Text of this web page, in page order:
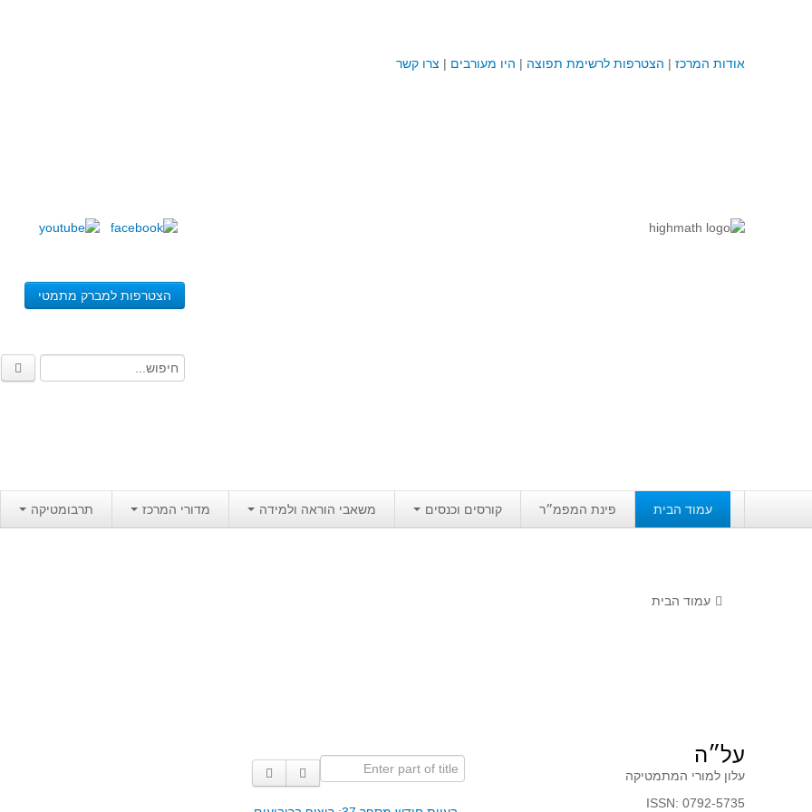
אודות המרכז | הצטרפות לרשימת תפוצה | היו מעורבים | צרו קשר
הצטרפות למברק מתמטי
עמוד הבית פינת המפמ״ר קורסים וכנסים משאבי הוראה ולמידה מדורי המרכז תרבומטיקה
עמוד הבית
Enter part of title על״ה
עלון למורי המתמטיקה
ISSN: 0792-5735